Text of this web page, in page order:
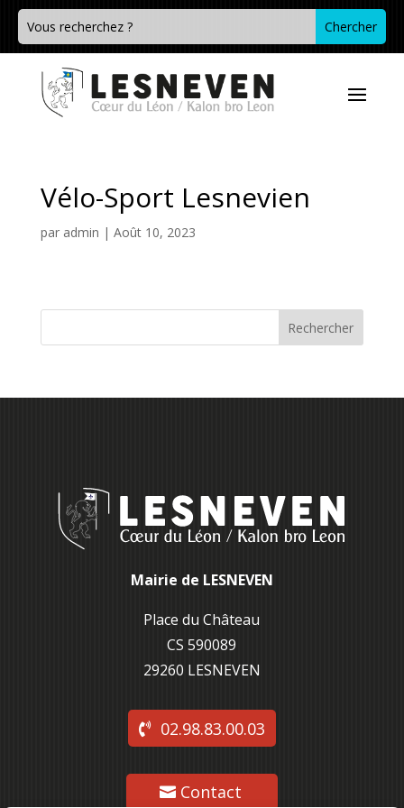
Vélo-Sport Lesnevien
par admin | Août 10, 2023
Rechercher
Mairie de LESNEVEN
Place du Château
CS 590089
29260 LESNEVEN
02.98.83.00.03
Contact